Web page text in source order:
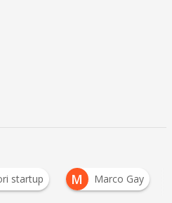
startup M Marco Gay